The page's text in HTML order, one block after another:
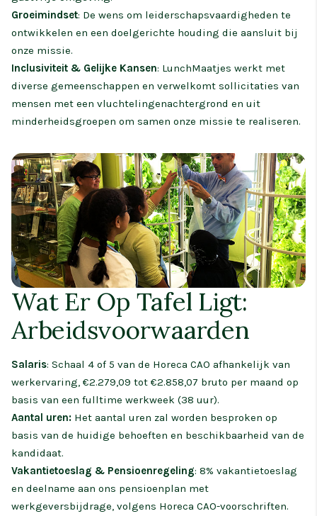
Groeimindset: De wens om leiderschapsvaardigheden te
ontwikkelen en een doelgerichte houding die aansluit bij
onze missie.
Inclusiviteit & Gelijke Kansen: LunchMaatjes werkt met
diverse gemeenschappen en verwelkomt sollicitaties van
mensen met een vluchtelingenachtergrond en uit
minderheidsgroepen om samen onze missie te realiseren.
Wat Er Op Tafel Ligt:
Arbeidsvoorwaarden
Salaris: Schaal 4 of 5 van de Horeca CAO afhankelijk van
werkervaring, €2.279,09 tot €2.858,07 bruto per maand op
basis van een fulltime werkweek (38 uur).
Aantal uren: Het aantal uren zal worden besproken op
basis van de huidige behoeften en beschikbaarheid van de
kandidaat.
Vakantietoeslag & Pensioenregeling: 8% vakantietoeslag
en deelname aan ons pensioenplan met
werkgeversbijdrage, volgens Horeca CAO-voorschriften.